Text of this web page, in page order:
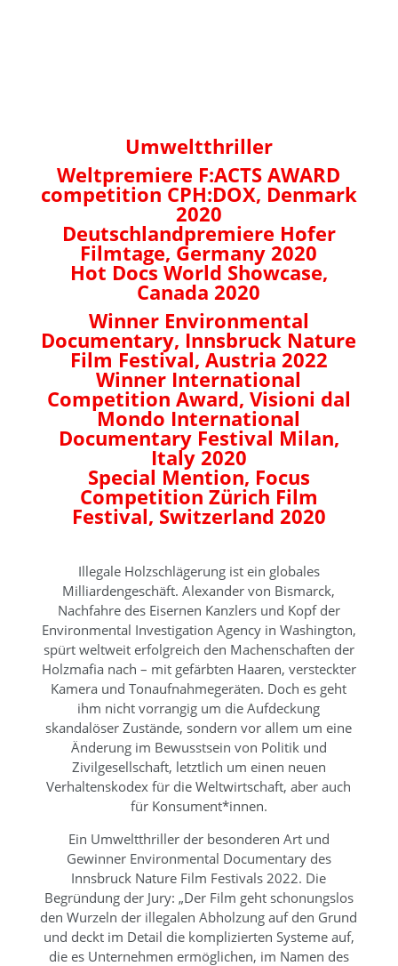
Umweltthriller
Weltpremiere F:ACTS AWARD
competition CPH:DOX, Denmark
2020
Deutschlandpremiere Hofer
Filmtage, Germany 2020
Hot Docs World Showcase,
Canada 2020
Winner Environmental
Documentary, Innsbruck Nature
Film Festival, Austria 2022
Winner International
Competition Award, Visioni dal
Mondo International
Documentary Festival Milan,
Italy 2020
Special Mention, Focus
Competition Zürich Film
Festival, Switzerland 2020
Illegale Holzschlägerung ist ein globales
Milliardengeschäft. Alexander von Bismarck,
Nachfahre des Eisernen Kanzlers und Kopf der
Environmental Investigation Agency in Washington,
spürt weltweit erfolgreich den Machenschaften der
Holzmafia nach – mit gefärbten Haaren, versteckter
Kamera und Tonaufnahmegeräten. Doch es geht
ihm nicht vorrangig um die Aufdeckung
skandalöser Zustände, sondern vor allem um eine
Änderung im Bewusstsein von Politik und
Zivilgesellschaft, letztlich um einen neuen
Verhaltenskodex für die Weltwirtschaft, aber auch
für Konsument*innen.
Ein Umweltthriller der besonderen Art und
Gewinner Environmental Documentary des
Innsbruck Nature Film Festivals 2022. Die
Begründung der Jury: „Der Film geht schonungslos
den Wurzeln der illegalen Abholzung auf den Grund
und deckt im Detail die komplizierten Systeme auf,
die es Unternehmen ermöglichen, im Namen des